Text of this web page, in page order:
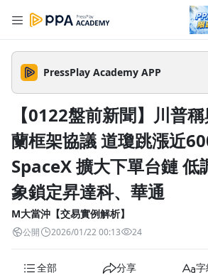
註冊領取 上千元優惠
公告
🌞 PPA 避暑津貼．冷氣房升級｜
🥵 酷暑限時快閃｜單筆滿 NT$2,500 現
2% 點數回饋！🚀 酷暑來襲．偷偷在
進修 限時開跑】◾單筆滿 NT$2,500
即日起 - 8/13（只有一週）-📣 酷暑季
無上限🔥購買任一課程 or 訂閱✅ 消費
$5,000 回饋 2% 點數🎁 此為 PPA 官
入好友👉 享有「渠道專屬活動」及「
2 天前
查看全部
PressPlay Academy APP
【0122盤前新聞】川普
蘭框架協議 道瓊跳漲近
SpaceX 擴大下單台鏈 低
象鎖定昇達科、華通
M大當沖【交易實例解析】
公開 2026/01/22 00:13 24
全部 分享 字
--:--
1.0x
播放速度
追蹤列表
返回播放器
清除全部